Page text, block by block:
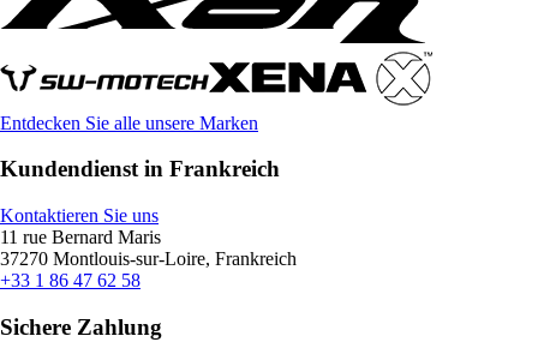
Entdecken Sie alle unsere Marken
Kundendienst in Frankreich
Kontaktieren Sie uns
11 rue Bernard Maris
37270 Montlouis-sur-Loire, Frankreich
+33 1 86 47 62 58
Sichere Zahlung